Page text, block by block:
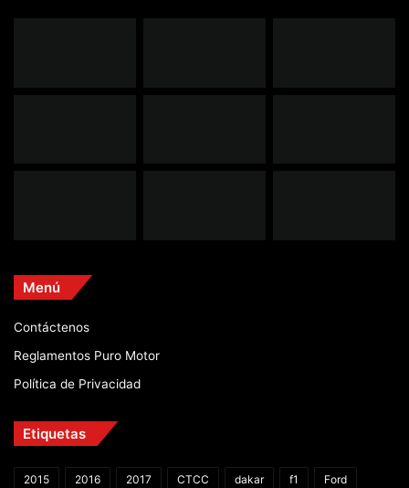
Menú
Contáctenos
Reglamentos Puro Motor
Política de Privacidad
Etiquetas
2015 2016 2017 CTCC dakar f1 Ford